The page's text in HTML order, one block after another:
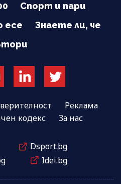
Спорт и пари
есе
Знаете ли, че
Реклама
кодекс За нас
Dsport.bg
Idei.bg